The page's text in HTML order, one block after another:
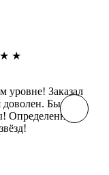
★ ★
уровне! Заказал
Быстро,
Определенно